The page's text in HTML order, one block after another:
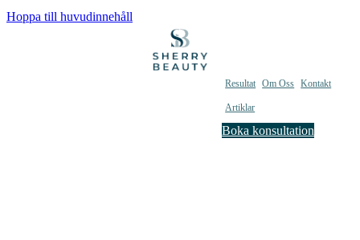
Hoppa till huvudinnehåll
Resultat Om Oss Kontakt
Artiklar
Boka konsultation